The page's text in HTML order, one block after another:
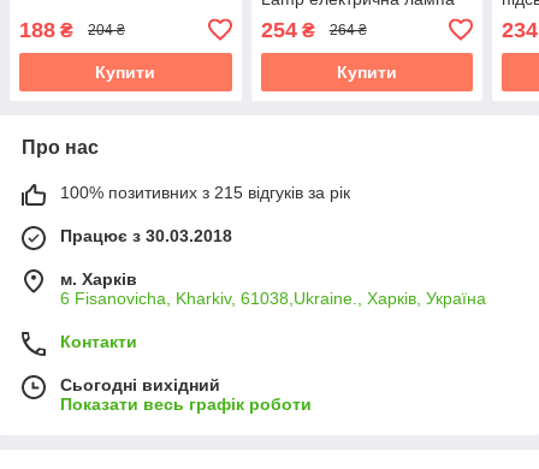
188 ₴ 204 ₴
Купити
вбивця комарів працює від
USB
254₴ 264 ₴
Купити
234
Про нас
100% позитивних з 215 відгуків за рік
Працює з 30.03.2018
м. Харків
6 Fisanovicha, Kharkiv, 61038,Ukraine., Харків, Україна
Контакти
Сьогодні вихідний
Показати весь графік роботи